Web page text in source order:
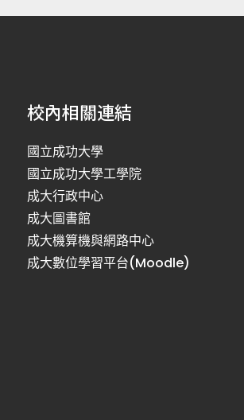
校內相關連結
國立成功大學
國立成功大學工學院
成大行政中心
成大圖書館
成大機算機與網路中心
成大數位學習平台(Moodle)